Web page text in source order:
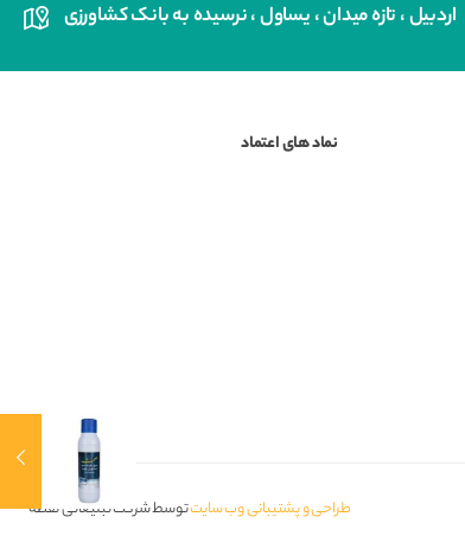
اردبیل ، تازه میدان ، یساول ، نرسیده به بانک کشاورزی
نماد های اعتماد
طراحی و پشتیبانی وب سایتتوسط شرکت تبلیغاتی نقطه